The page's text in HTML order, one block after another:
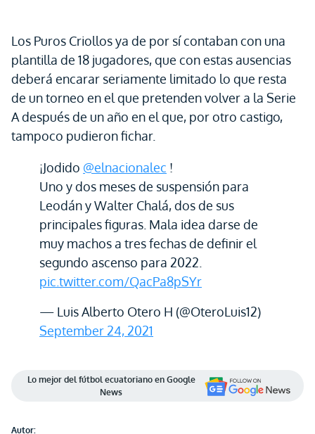
Los Puros Criollos ya de por sí contaban con una
plantilla de 18 jugadores, que con estas ausencias
deberá encarar seriamente limitado lo que resta
de un torneo en el que pretenden volver a la Serie
A después de un año en el que, por otro castigo,
tampoco pudieron fichar.
¡Jodido @elnacionalec !
Uno y dos meses de suspensión para
Leodán y Walter Chalá, dos de sus
principales figuras. Mala idea darse de
muy machos a tres fechas de definir el
segundo ascenso para 2022.
pic.twitter.com/QacPa8pSYr
— Luis Alberto Otero H (@OteroLuis12)
September 24, 2021
Lo mejor del fútbol ecuatoriano en Google
News
Autor: